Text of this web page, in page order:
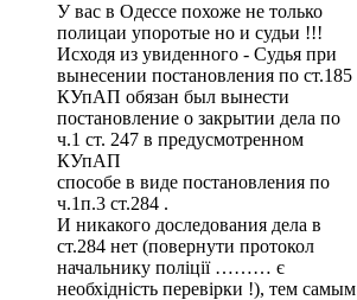
У вас в Одессе похоже не только
полицаи упоротые но и судьи !!!
Исходя из увиденного - Судья при
вынесении постановления по ст.185
КУпАП обязан был вынести
постановление о закрытии дела по
ч.1 ст. 247 в предусмотренном
КУпАП
способе в виде постановления по
ч.1п.3 ст.284 .
И никакого доследования дела в
ст.284 нет (повернути протокол
начальнику поліції ……… є
необхідність перевірки !), тем самым